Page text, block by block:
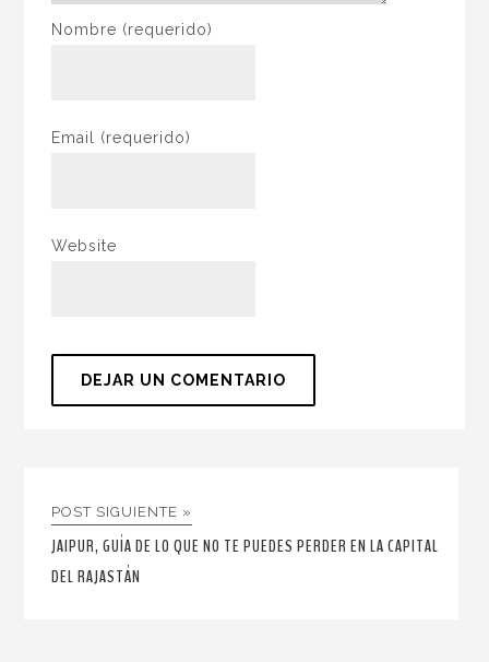
Nombre (requerido)
Email (requerido)
Website
POST SIGUIENTE »
JAIPUR, GUÍA DE LO QUE NO TE PUEDES PERDER EN LA CAPITAL
DEL RAJASTÁN